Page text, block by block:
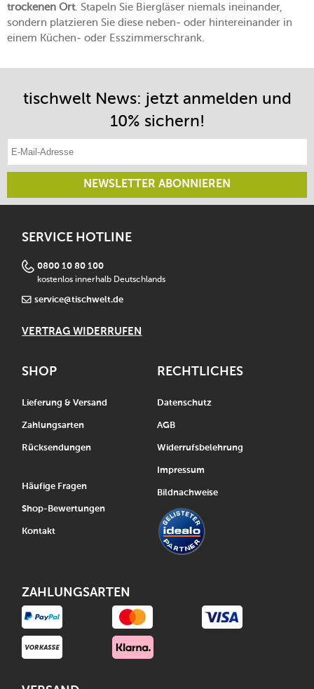
trockenen Ort. Stapeln Sie Biergläser niemals ineinander,
sondern platzieren Sie diese neben- oder hintereinander in
einem Küchen- oder Esszimmerschrank.
tischwelt News: jetzt anmelden und
10% sichern!
E-Mail-Adresse eintragen
NEWSLETTER ABONNIEREN
SERVICE HOTLINE
0800 10 80 100
kostenlos innerhalb Deutschlands
service@tischwelt.de
VERTRAG WIDERRUFEN
SHOP
Lieferung & Versand
Zahlungsarten
Rücksendungen
Häufige Fragen
Shop-Bewertungen
Kontakt
RECHTLICHES
Datenschutz
AGB
Widerrufsbelehrung
Impressum
Bildnachweise
ZAHLUNGSARTEN